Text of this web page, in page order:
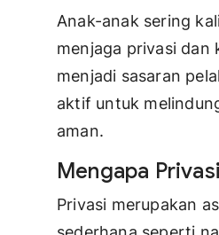
Anak-anak sering
menjaga privasi dan
menjadi sasaran
aktif untuk
aman.
Mengapa
Privasi merupakan